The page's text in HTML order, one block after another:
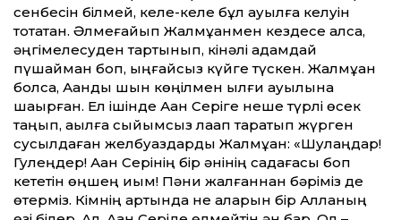
сенбесін білмей, келе-келе бұл ауылға келуін
тоқтатқан. Әлмеғайып Жалмұқанмен кездесе қалса,
әңгімелесуден тартынып, кінәлі адамдай
пүшайман боп, ыңғайсыз күйге түскен. Жалмұқан
болса, Ақанды шын көңілмен ылғи ауылына
шақырған. Ел ішінде Ақан Серіге неше түрлі өсек
таңып, ақылға сыйымсыз лақап таратып жүрген
сусылдаған желбуаздарды Жалмұқан: «Шулаңдар!
Гулеңдер! Ақан Серінің бір әнінің садағасы боп
кететін өңшең қиқым! Пәни жалғаннан бәріміз де
өтерміз. Кімнің артында не қаларын бір Алланың